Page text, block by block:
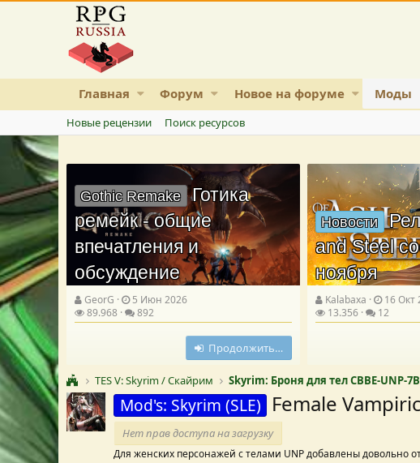
Главная Форум Новое на форуме Моды
Новые рецензии Поиск ресурсов
Gothic Remake Готика
ремейк - общие
впечатления и
обсуждение
GeorG
5 Июн 2026
89.968
892
Продолжить…
Новости
and Steel
ноября
Kalabaxa
16 Окт
13.356
12
TES V: Skyrim / Скайрим Skyrim: Броня для тел CBBE-UNP-
Mod's: Skyrim (SLE) Female
Нет прав доступа на загрузку
Для женских персонажей с телами UNP добавлены довольно